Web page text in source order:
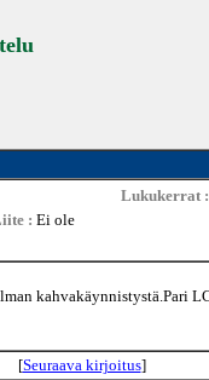
Lukukerrat :
: Ei ole
kahvakäynnistystä.Pari
[Seuraava kirjoitus]